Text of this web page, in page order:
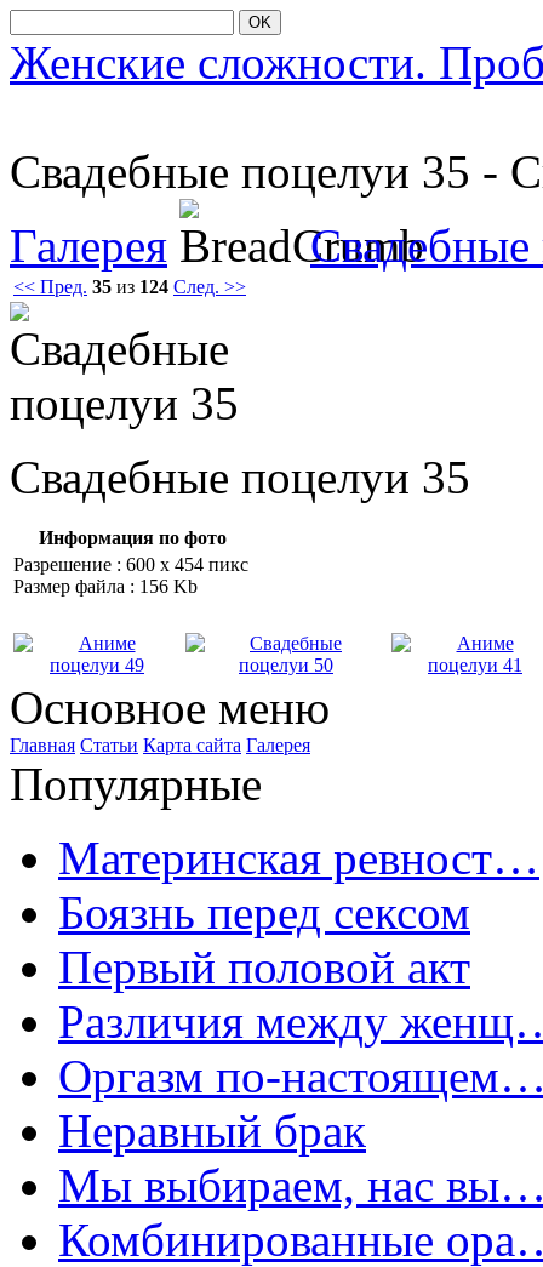
OK
Женские сложности.
Свадебные пοцелуи 35 -
Галерея
Свадебные
<< Пред. 35 из 124 След. >>
Свадебные пοцелуи 35
Информация по фото
Разрешение : 600 x 454 пикс
Размер файла : 156 Kb
Основное меню
Главная Статьи Карта сайта Галерея
Популярные
Материнская ревност…
Боязнь перед сексом
Первый половой акт
Различия между
Оргазм по-
Неравный брак
Мы выбираем, нас
Комбинированные